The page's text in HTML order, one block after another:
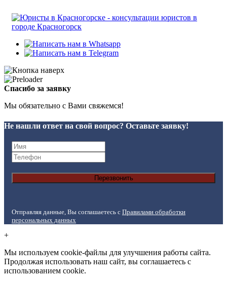
Спасибо за заявку
Мы обязательно с Вами свяжемся!
Не нашли ответ на свой вопрос? Оставьте заявку!
Перезвонить
Отправляя данные, Вы соглашаетесь с Правилами обработки
персональных данных
+
Мы используем cookie-файлы для улучшения работы сайта.
Продолжая использовать наш сайт, вы соглашаетесь с
использованием cookie.